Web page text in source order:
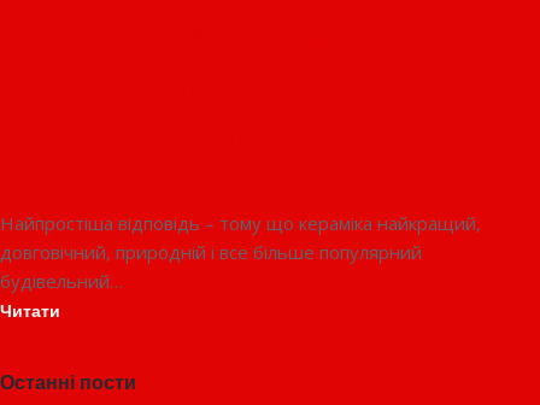
Найпростіша відповідь – тому що кераміка найкращий,
довговічний, природній і все більше популярний
будівельний…
Читати
Останні пости